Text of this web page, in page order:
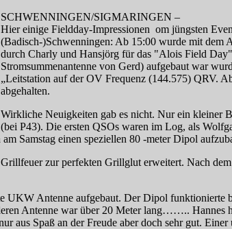
SCHWENNINGEN/SIGMARINGEN –
Hier einige Fieldday-Impressionen om jüngsten
(Badisch-)Schwenningen: Ab 15:00 wurde mit dem
durch Charly und Hansjörg für das "Alois Field
Stromsummenantenne von Gerd) aufgebaut war
„Leitstation auf der OV Frequenz (144.575) QRV.
abgehalten.
Wirkliche Neuigkeiten gab es nicht. Nur ein kleiner
(bei P43). Die ersten QSOs waren im Log, als
Samstag einen speziellen 80 -meter Dipol
zur perfekten Grillglut erweitert. Nach
UKW Antenne aufgebaut. Der Dipol
Antenne war über 20 Meter lang…….. Hannes
aus Spaß an der Freude aber doch sehr gut.